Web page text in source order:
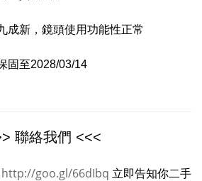
成新，鏡頭使用功能性正常
固至2028/03/14
聯絡我們 <<<
http://goo.gl/66dIbq 立即告知你二手